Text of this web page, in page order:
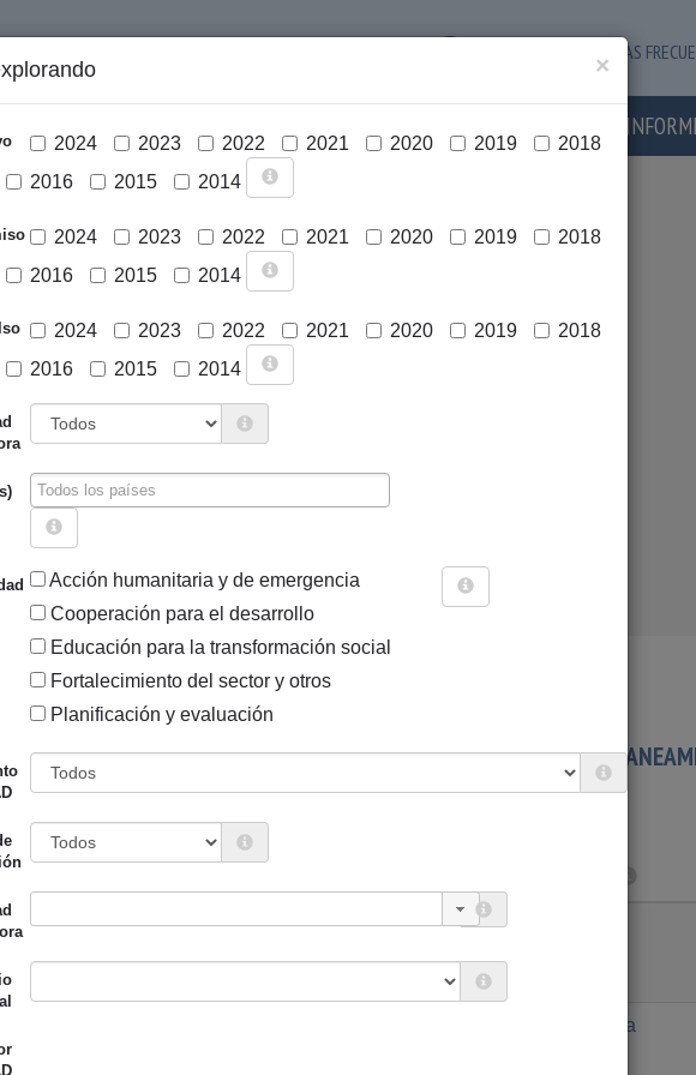
PREGUNTAS
NOTICIAS E
Sigue explorando
×
2024 2023 2022 2021 2020 2019
2018
2016 2015 2014
2024 2023 2022 2021 2020 2019
2018
2016 2015 2014
2024 2023 2022 2021 2020 2019
2018
2016 2015 2014
Acción humanitaria y de emergencia
Cooperación para el desarrollo
Educación para la transformación social
Fortalecimiento del sector y otros
Planificación y evaluación
INSTRUMENTO "CONVOCATORIA ANUAL – SECCIÓN AS (AGUA Y
de Vitoria-Gasteiz
Medicus Mundi Araba 2018
de Cooperación al
Guinea